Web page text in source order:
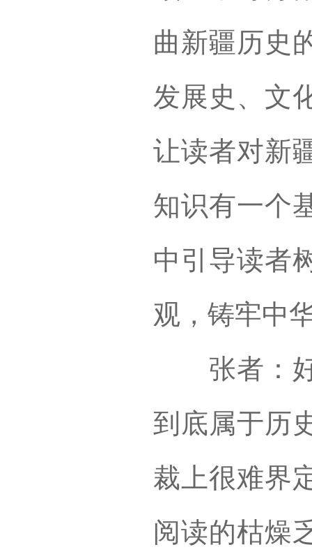
曲新疆历史
发展史、文
让读者对新
知识有一个
中引导读者
观，铸牢中
张者：好
到底属于历
裁上很难界
阅读的枯燥